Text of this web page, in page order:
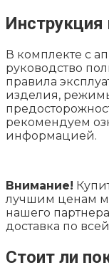
Инструкция
В комплекте с
руководство
правила
изделия,
рекомендуем
информацией.
Внимание!
лучшим ценам
нашего партнера
доставка по
Стоит ли